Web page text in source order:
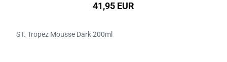
41,95 EUR
ST. Tropez Mousse Dark 200ml